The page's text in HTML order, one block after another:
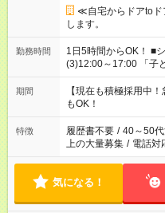
≪自宅からドアto
します。
勤務時間
1日5時間からOK！ ■シフト例 (1)8:00～13:00 (2)10:00～15:00
(3)12:00～17:00 「子どもたちが学校に行く間だけ働きたい」
「余裕を持って夕飯
はプライベートの時
いね。 ※Wワーク希望の方へ 今ご覧のお仕事で希望する勤務時
間と、もう1つのお仕
場合は応募できません
期間
【現在も積極採用中
もOK！
特徴 履歴書不要 / 40～50
上の大量募集 / 電話対
気になる！